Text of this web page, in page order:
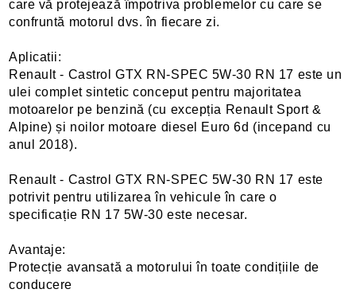
care vă protejează împotriva problemelor cu care se
confruntă motorul dvs. în fiecare zi.
Aplicatii:
Renault - Castrol GTX RN-SPEC 5W-30 RN 17 este un
ulei complet sintetic conceput pentru majoritatea
motoarelor pe benzină (cu excepția Renault Sport &
Alpine) și noilor motoare diesel Euro 6d (incepand cu
anul 2018).
Renault - Castrol GTX RN-SPEC 5W-30 RN 17 este
potrivit pentru utilizarea în vehicule în care o
specificație RN 17 5W-30 este necesar.
Avantaje:
Protecție avansată a motorului în toate condițiile de
conducere